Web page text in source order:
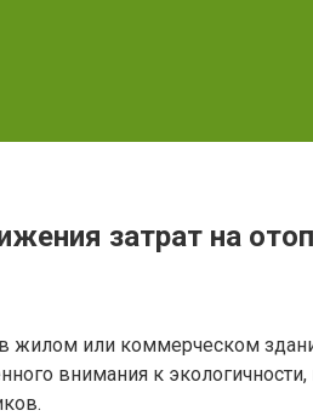
затрат на
жилом или коммерческом
внимания к